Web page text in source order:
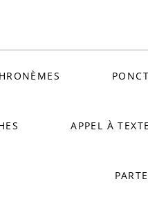
APPEL À